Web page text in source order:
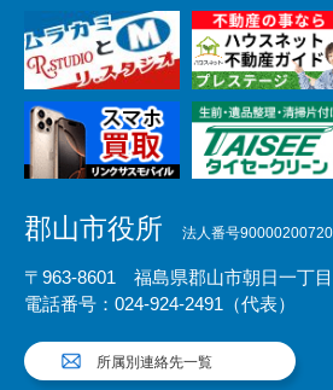
郡山市役所 法人番号
〒963-8601 福島県郡山市朝日一丁
電話番号：024-924-2491（代表）
所属別連絡先一覧